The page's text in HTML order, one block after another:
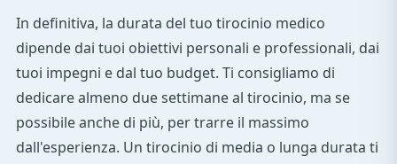
In definitiva, la durata del tuo tirocinio medico
dipende dai tuoi obiettivi personali e professionali, dai
tuoi impegni e dal tuo budget. Ti consigliamo di
dedicare almeno due settimane al tirocinio, ma se
possibile anche di più, per trarre il massimo
dall'esperienza. Un tirocinio di media o lunga durata ti